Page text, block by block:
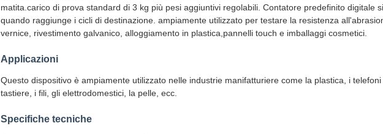
matita.carico di prova standard di 3 kg più pesi aggiuntivi regolabili. Contatore predefinito digitale
quando raggiunge i cicli di destinazione. ampiamente utilizzato per testare la resistenza
vernice, rivestimento galvanico, alloggiamento in plastica,pannelli touch e imballaggi cosmetici.
Applicazioni
Questo dispositivo è ampiamente utilizzato nelle industrie manifatturiere come la plastica, i
tastiere, i fili, gli elettrodomestici, la pelle, ecc.
Specifiche tecniche